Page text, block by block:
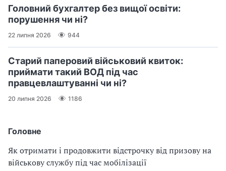
Головне
Як отримати і продовжити відстрочку від призову на
військову службу під час мобілізації
Головний бухгалтер без вищої освіти:
порушення чи ні?
22 липня 2026 944
Старий паперовий військовий квиток:
приймати такий ВОД під час
правцевлаштуванні чи ні?
20 липня 2026 1186